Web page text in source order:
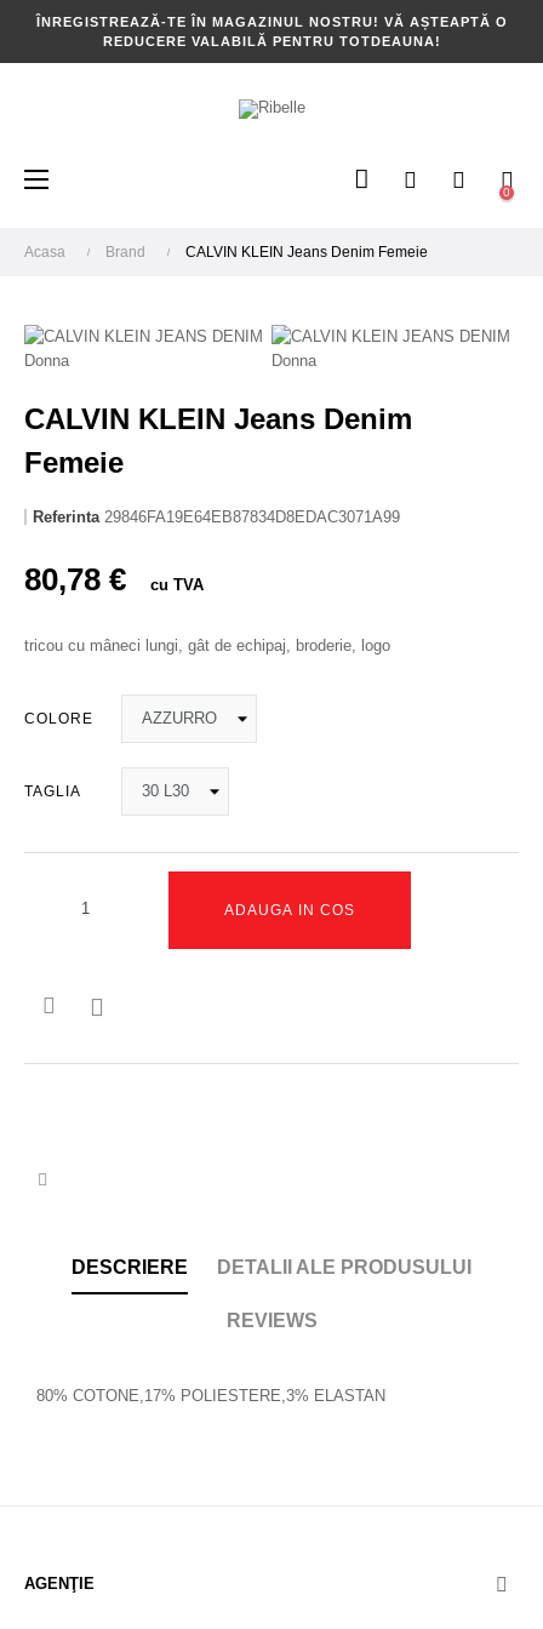
ÎNREGISTREAZĂ-TE ÎN MAGAZINUL NOSTRU! VĂ AȘTEAPTĂ O
REDUCERE VALABILĂ PENTRU TOTDEAUNA!
Toggle
☰ 0
Acasa Brand CALVIN KLEIN Jeans Denim Femeie
CALVIN KLEIN Jeans Denim
Femeie
Referinta 29846FA19E64EB87834D8EDAC3071A99
80,78 € cu TVA
tricou cu mâneci lungi, gât de echipaj, broderie, logo
COLORE
TAGLIA
ADAUGA IN COS

DESCRIERE DETALII ALE PRODUSULUI
REVIEWS
80% COTONE,17% POLIESTERE,3% ELASTAN
AGENŢIE 